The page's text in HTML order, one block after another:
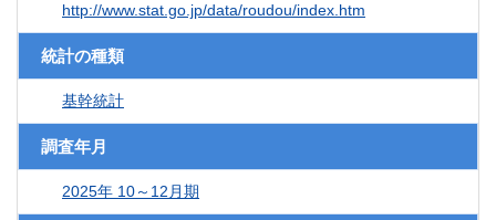
http://www.stat.go.jp/data/roudou/index.htm
統計の種類
基幹統計
調査年月
2025年 10～12月期